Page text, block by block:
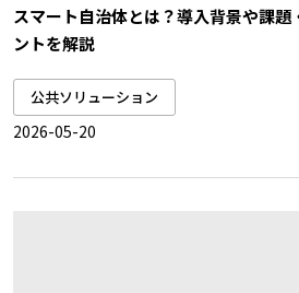
スマート自治体とは？導入背景や課題
ントを解説
公共ソリューション
2026-05-20